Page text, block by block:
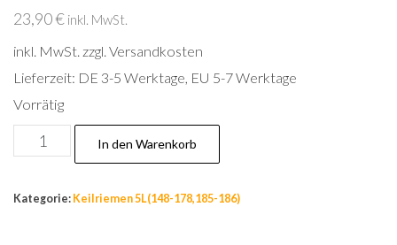
23,90€ inkl. MwSt.
inkl. MwSt. zzgl. Versandkosten
Lieferzeit: DE 3-5 Werktage, EU 5-7 Werktage
Vorrätig
Nr.150,
Keilriemen
68.1
In den Warenkorb
Kategorie: Keilriemen 5L(148-178,185-186)